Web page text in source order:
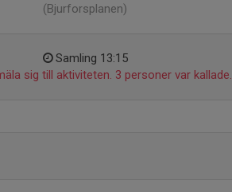
(Bjurforsplanen)
Samling 13:15
sig till aktiviteten. 3 personer var kallade.